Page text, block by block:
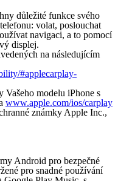
důležité funkce svého
volat, poslouchat
navigaci, a to pomocí
displej.
na následujícím
#applecarplay-
modelu iPhone s
www.apple.com/ios/carplay
známky Apple Inc.,
Android pro bezpečné
pro snadné používání